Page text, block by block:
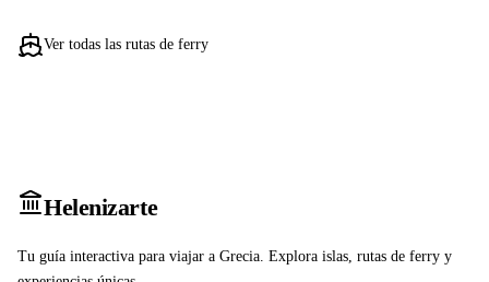
Ver todas las rutas de ferry
Helenizarte
Tu guía interactiva para viajar a Grecia. Explora islas, rutas de ferry y